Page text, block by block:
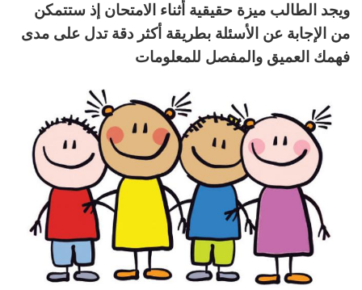
ويجد الطالب ميزة حقيقية أثناء الامتحان إذ ستتمكن
من الإجابة عن الأسئلة بطريقة أكثر دقة تدل على مدى
فهمك العميق والمفصل للمعلومات